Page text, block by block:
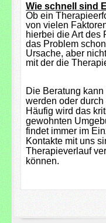
Wie schnell sind
Ob ein
von vielen
hierbei die Art des
das Problem
Ursache, aber
mit der die
Die Beratung
werden oder
Häufig wird das
gewohnten
findet immer im
Kontakte mit uns
Therapieverlauf
können.